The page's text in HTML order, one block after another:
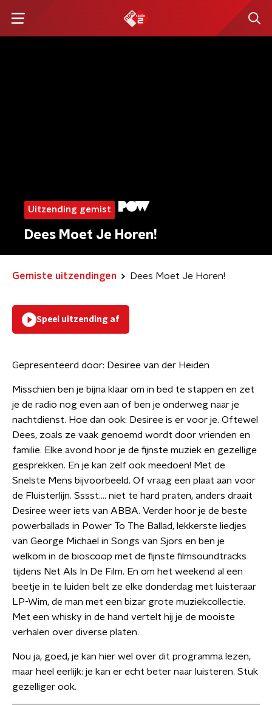
Uitzending gemist
Dees Moet Je Horen!
Gemiste uitzendingen Dees Moet Je Horen!
Speel uitzending af
Gepresenteerd door: Desiree van der Heiden
Misschien ben je bijna klaar om in bed te stappen en zet
je de radio nog even aan of ben je onderweg naar je
nachtdienst. Hoe dan ook: Desiree is er voor je. Oftewel
Dees, zoals ze vaak genoemd wordt door vrienden en
familie. Elke avond hoor je de fijnste muziek en gezellige
gesprekken. En je kan zelf ook meedoen! Met de
Snelste Mens bijvoorbeeld. Of vraag een plaat aan voor
de Fluisterlijn. Sssst…. niet te hard praten, anders draait
Desiree weer iets van ABBA. Verder hoor je de beste
powerballads in Power To The Ballad, lekkerste liedjes
van George Michael in Songs van Sjors en ben je
welkom in de bioscoop met de fijnste filmsoundtracks
tijdens Net Als In De Film. En om het weekend al een
beetje in te luiden belt ze elke donderdag met luisteraar
LP-Wim, de man met een bizar grote muziekcollectie.
Met een whisky in de hand vertelt hij je de mooiste
verhalen over diverse platen.
Nou ja, goed, je kan hier wel over dit programma lezen,
maar heel eerlijk: je kan er echt beter naar luisteren. Stuk
gezelliger ook.